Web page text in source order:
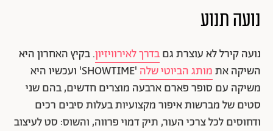
נועה תנוע
נועה קירל לא עוצרת גםבדרך לאירוויזיון. בקיץ האחרון היא
השיקה אתמותג הביוטי שלה
'SHOWTIME' ועכשיו היא
משיקה עם סופר פארם ארבעה מוצרים חדשים, בהם שני
סטים של מברשות איפור מקצועיות בעלות סיבים רכים
ודחוסים לכל צרכי העור, תיק דמוי פרווה, והשוס: סט לעיצוב